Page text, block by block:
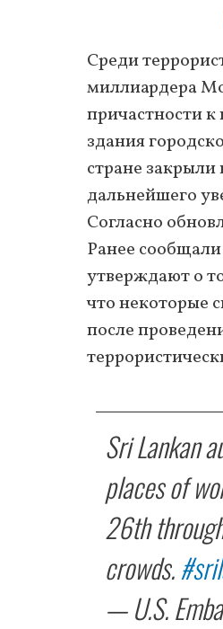
Среди
миллиардера
причастности
здания
стране
дальнейшего
Согласно
Ранее
утверждают о
что некоторые
после
Sri Lankan
places of
26th
crowds.
— U.S.